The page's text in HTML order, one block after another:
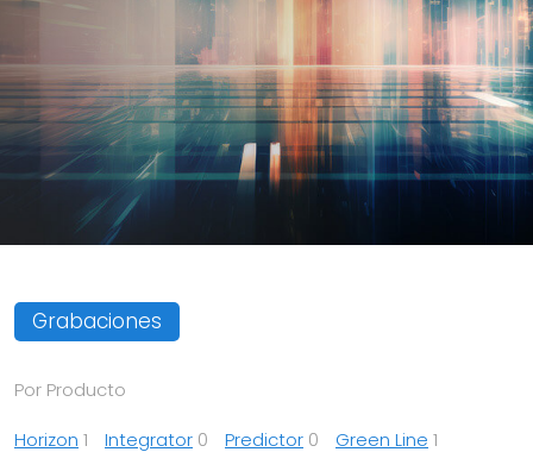
Grabaciones
Por Producto
Horizon 1 Integrator 0 Predictor 0 Green Line 1